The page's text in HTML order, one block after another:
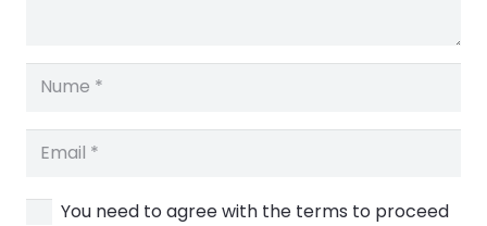
You need to agree with the terms to proceed